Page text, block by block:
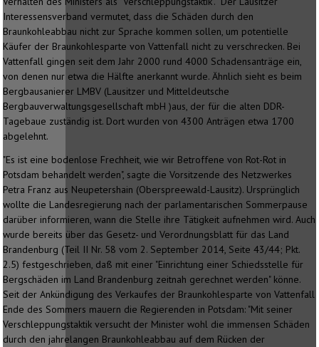
Interessensverband vermutet, dass die Schäden durch den
Braunkohleabbau nicht zur Sprache kommen sollen, um potentielle
Käufer der Braunkohlesparte von Vattenfall nicht zu verschrecken. Bei
Vattenfall gingen seit dem Jahr 2000 rund 4000 Schadensanträge ein,
von denen nur etwa die Hälfte anerkannt wurde. Ähnlich sieht es beim
Bergbausanierer LMBV (Lausitzer und Mitteldeutsche
Bergbauverwaltungsgesellschaft mbH )aus, der für die alten DDR-
Tagebaue zuständig ist. Dort wurden von 4300 Anträgen etwa 1700
abgelehnt.
"Es ist eine bodenlose Frechheit, wie wir Betroffene von Rot-Rot in
Potsdam behandelt werden", sagte die Vorsitzende des Netzwerkes
Petra Franz aus Neupetershain (Oberspreewald-Lausitz). Ursprünglich
wollte die Landesregierung nach der parlamentarischen Sommerpause
darüber informieren, wann die Stelle ihre Tätigkeit aufnehmen wird. Auch
wurde bereits über das Gesetz- und Verordnungsblatt für das Land
Brandenburg (Teil II Nr. 58 vom 2. September 2014, Seite 43/44; Pkt.
2.5) festgeschrieben, daß mit einer "Einrichtung einer Schiedsstelle für
Bergschäden im Land Brandenburg zeitnah gerechnet werden" könne.
Seit der Ankündigung des Verkaufes der Braunkohlesparte von Vattenfall
Ende des Sommers mauern die Regierenden in Potsdam: "Mit seiner
Verschleppungstaktik versucht der Minister wohl die immensen Schäden
durch den jahrelangen Braunkohleabbau auf dem Rücken der